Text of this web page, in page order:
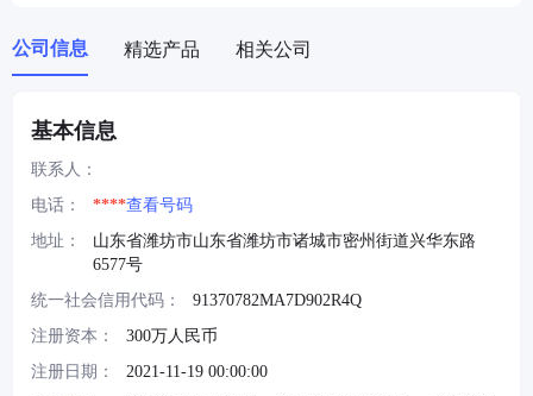
公司信息 精选产品 相关公司
基本信息
联系人：
电话：
****查看号码
地址：
山东省潍坊市山东省潍坊市诸城市密州街道兴华东路
6577号
统一社会信用代码：
91370782MA7D902R4Q
注册资本：
300万人民币
注册日期：
2021-11-19 00:00:00